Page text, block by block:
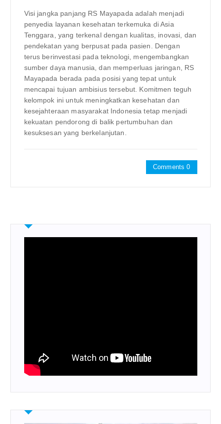
Visi jangka panjang RS Mayapada adalah menjadi
penyedia layanan kesehatan terkemuka di Asia
Tenggara, yang terkenal dengan kualitas, inovasi, dan
pendekatan yang berpusat pada pasien. Dengan
terus berinvestasi pada teknologi, mengembangkan
sumber daya manusia, dan memperluas jaringan, RS
Mayapada berada pada posisi yang tepat untuk
mencapai tujuan ambisius tersebut. Komitmen teguh
kelompok ini untuk meningkatkan kesehatan dan
kesejahteraan masyarakat Indonesia tetap menjadi
kekuatan pendorong di balik pertumbuhan dan
kesuksesan yang berkelanjutan.
Comments 0